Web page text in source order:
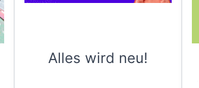
Alles wird neu!